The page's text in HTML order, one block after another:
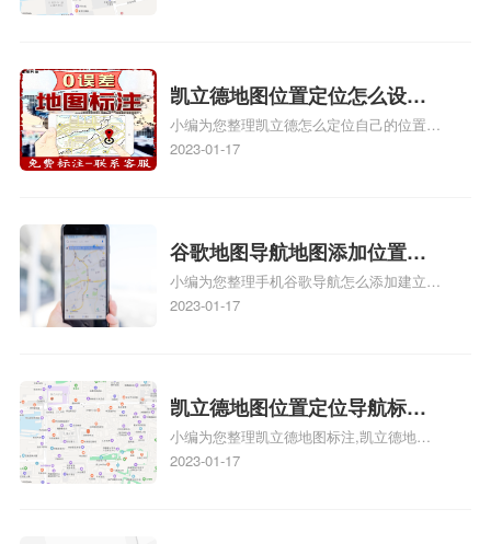
图标注服务中心苹果地图位置
门指路人地图标注服务中心地址标注上地图
怎么弄相关地图标注知识，详情可查看下方
正文！
凯立德地图位置定位怎么设置
自己的指路人地图标注服务中
心名？凯立德地图位置定位怎
小编为您整理凯立德怎么定位自己的位置
啊、手机凯立德地图定位怎么设置往上走、
地图标注服务中心铺招牌相关地图标注知
识，详情可查看下方正文！
2023-01-17
谷歌地图导航地图添加位置？
添加谷歌地图导航位置？
小编为您整理手机谷歌导航怎么添加建立多
人位置、如何在地图，谷歌地图添加公司位
2023-01-17
凯立德地图位置定位导航标
注？凯立德地图位置定位,导航,
标注？
小编为您整理凯立德地图标注,凯立德地图
标注怎么做啊、凯立德地图标注,凯立德地
2023-01-17